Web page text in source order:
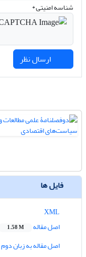
شناسه امنیتی *
فایل ها
اصل مقاله
1.58 M
اصل مقاله به زبان دوم